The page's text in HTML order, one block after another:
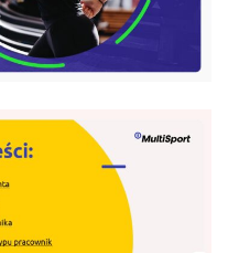
LISTA RADCOW
PRAWNYCH